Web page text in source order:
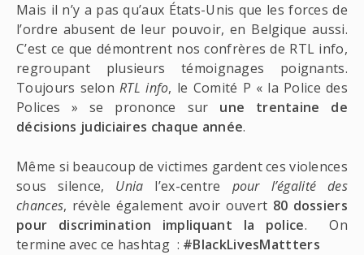
Mais il n’y a pas qu’aux États-Unis que les forces de
l’ordre abusent de leur pouvoir, en Belgique aussi.
C’est ce que démontrent nos confrères de RTL info,
regroupant plusieurs témoignages poignants.
Toujours selonRTL info, le Comité P « la Police des
Polices » se prononce sur une trentaine de
décisions judiciaires chaque année.
Même si beaucoup de victimes gardent ces violences
sous silence, Unia l’ex-centre pour l’égalité des
chances, révèle également avoir ouvert 80 dossiers
pour discrimination impliquant la police. On
termine avec ce hashtag : #BlackLivesMattters